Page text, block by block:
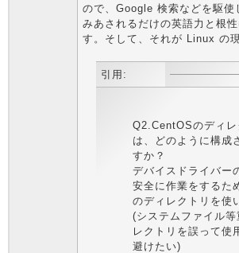
ので、Google 検索などを駆使
みあされるだけの英語力と根
す。そして、それが Linux の
引用:
Q2.CentOSのディレ
は、どのように構成
すか？
デバイスドライバー
安全に作業をするた
のディレクトリを使
(システムファイル等
レクトリを誤って使
避けたい)